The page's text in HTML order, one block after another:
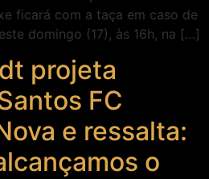
ficará com a taça em caso de
domingo (17), às 16h, na […]
projeta
FC
e ressalta:
o